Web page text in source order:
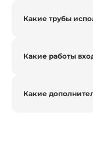
Какие трубы
Какие работы
Какие